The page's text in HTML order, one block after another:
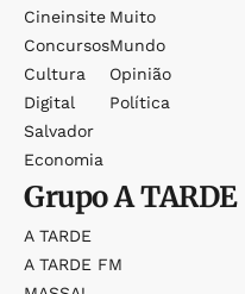
Cineinsite
Concursos
Cultura
Digital
Salvador
Economia
Muito
Mundo
Opinião
Política
GrupoA TARDE
A TARDE
A TARDE FM